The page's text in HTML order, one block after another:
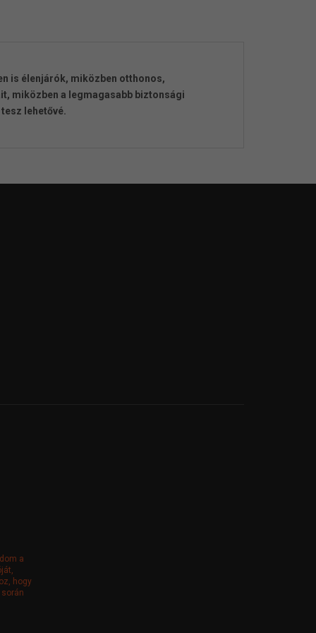
is élenjárók, miközben otthonos,
miközben a legmagasabb biztonsági
lehetővé.
a
hogy